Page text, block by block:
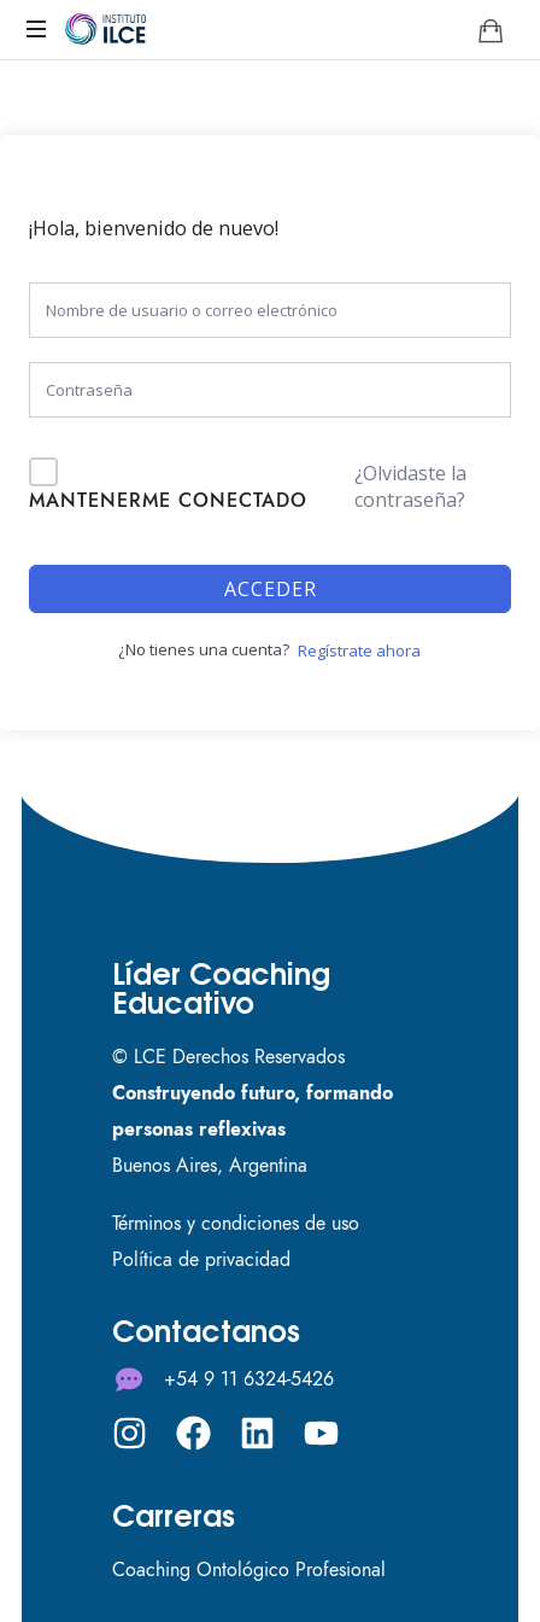
¡Hola, bienvenido de nuevo!
MANTENERME CONECTADO
¿Olvidaste la
contraseña?
ACCEDER
¿No tienes una cuenta? Regístrate ahora
Líder Coaching
Educativo
© LCE Derechos Reservados
Construyendo futuro, formando
personas reflexivas
Buenos Aires, Argentina
Términos y condiciones de uso
Política de privacidad
Contactanos
+54 9 11 6324-5426
Carreras
Coaching Ontológico Profesional